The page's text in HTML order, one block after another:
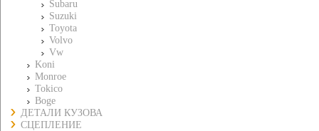
Subaru
Suzuki
Toyota
Volvo
Vw
Koni
Monroe
Tokico
Boge
ДЕТАЛИ КУЗОВА
СЦЕПЛЕНИЕ